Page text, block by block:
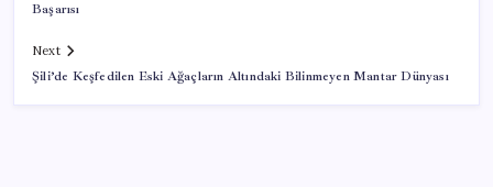
Başarısı
Next
Şili’de Keşfedilen Eski Ağaçların Altındaki Bilinmeyen Mantar Dünyası